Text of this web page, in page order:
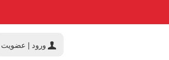
ورود | عضویت